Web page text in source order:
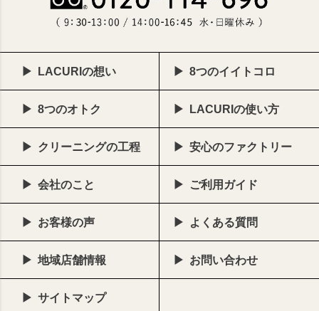
LACURIの想い 8つのイイトコロ
8つのオトク LACURIの使い方
クリーニングの工程 安心のファクトリー
会社のこと ご利用ガイド
お客様の声 よくある質問
地域店舗情報 お問い合わせ
サイトマップ